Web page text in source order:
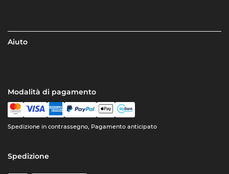
Aiuto
Modalità di pagamento
Spedizione in contrassegno, Pagamento anticipato
Spedizione